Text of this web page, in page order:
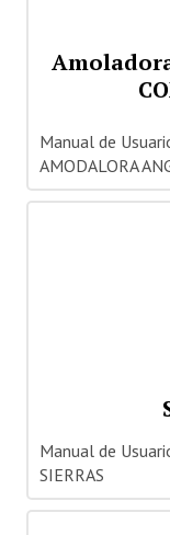
Manual de
AMODALORA
Manual de
SIERRAS